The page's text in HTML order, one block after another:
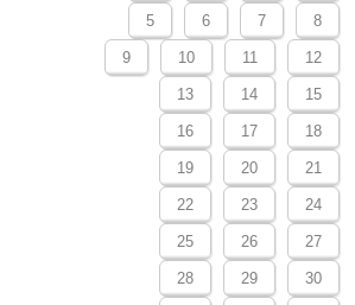
5 6 7 8
9 10 11 12
13 14 15
16 17 18
19 20 21
22 23 24
25 26 27
28 29 30